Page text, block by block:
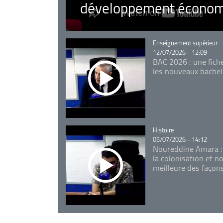
développement
Catégorie
Enseignement supérieur
12/07/2026 - 12:09
BAC 2026 : une
les nouveaux
Catégorie
Histoire
05/07/2026 - 14:12
Noureddine Amara
la colonisation et
meilleure des